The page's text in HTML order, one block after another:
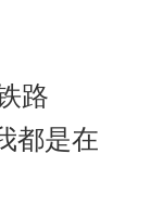
路
都是在